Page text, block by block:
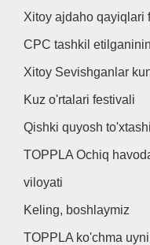
Xitoy ajdaho qayiqlari
CPC tashkil
Xitoy Sevishganlar
Kuz o'rtalari festivali
Qishki quyosh to'xtashi
TOPPLA Ochiq
viloyati
Keling, boshlaymiz
TOPPLA ko'chma